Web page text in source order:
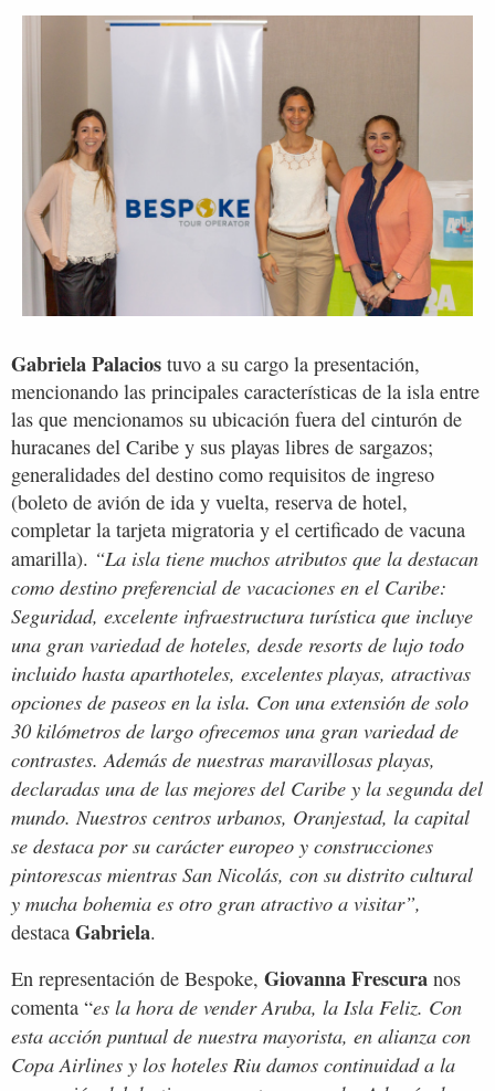
Gabriela Palacios tuvo a su cargo la presentación,
mencionando las principales características de la isla entre
las que mencionamos su ubicación fuera del cinturón de
huracanes del Caribe y sus playas libres de sargazos;
generalidades del destino como requisitos de ingreso
(boleto de avión de ida y vuelta, reserva de hotel,
completar la tarjeta migratoria y el certificado de vacuna
amarilla). “La isla tiene muchos atributos que la destacan
como destino preferencial de vacaciones en el Caribe:
Seguridad, excelente infraestructura turística que incluye
una gran variedad de hoteles, desde resorts de lujo todo
incluido hasta aparthoteles, excelentes playas, atractivas
opciones de paseos en la isla. Con una extensión de solo
30 kilómetros de largo ofrecemos una gran variedad de
contrastes. Además de nuestras maravillosas playas,
declaradas una de las mejores del Caribe y la segunda del
mundo. Nuestros centros urbanos, Oranjestad, la capital
se destaca por su carácter europeo y construcciones
pintorescas mientras San Nicolás, con su distrito cultural
y mucha bohemia es otro gran atractivo a visitar”,
destaca Gabriela.
En representación de Bespoke, Giovanna Frescura nos
comenta “es la hora de vender Aruba, la Isla Feliz. Con
esta acción puntual de nuestra mayorista, en alianza con
Copa Airlines y los hoteles Riu damos continuidad a la